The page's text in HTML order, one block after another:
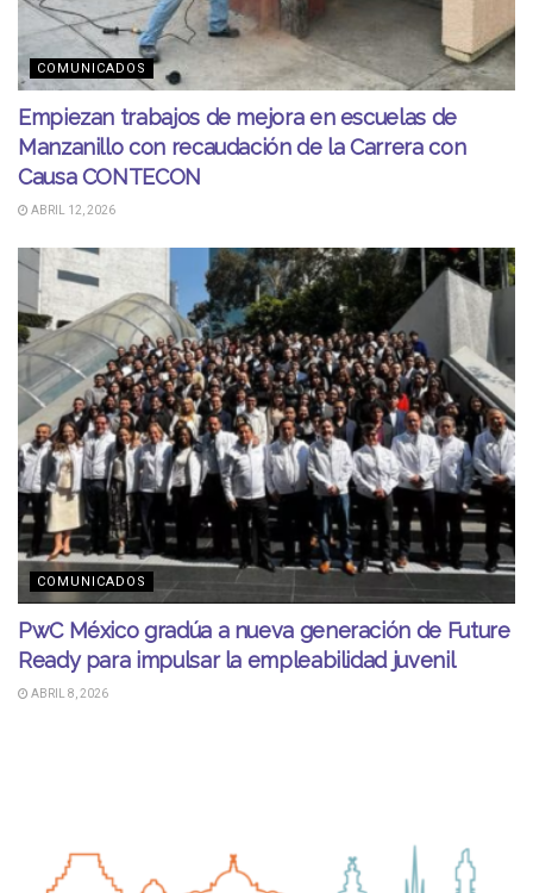
COMUNICADOS
Empiezan trabajos de mejora en escuelas de
Manzanillo con recaudación de la Carrera con
Causa CONTECON
ABRIL 12, 2026
COMUNICADOS
PwC México gradúa a nueva generación de Future
Ready para impulsar la empleabilidad juvenil
ABRIL 8, 2026